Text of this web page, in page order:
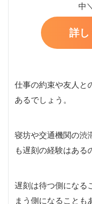
中
詳し
仕事の約束や友人と
あるでしょう。
寝坊や交通機関の渋
も遅刻の経験はある
遅刻は待つ側になる
まう側になることも